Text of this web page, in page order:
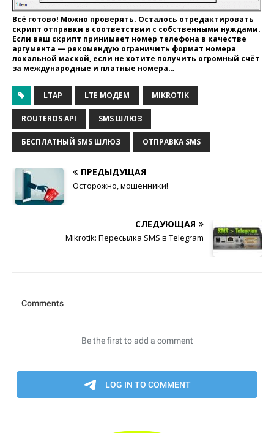
Всё готово! Можно проверять. Осталось отредактировать
скрипт отправки в соответствии с собственными нуждами.
Если ваш скрипт принимает номер телефона в качестве
аргумента — рекомендую ограничить формат номера
локальной маской, если не хотите получить огромный счёт
за международные и платные номера…
LTAP LTE МОДЕМ MIKROTIK
ROUTEROS API SMS ШЛЮЗ
БЕСПЛАТНЫЙ SMS ШЛЮЗ ОТПРАВКА SMS
ПРЕДЫДУЩАЯ
Осторожно, мошенники!
СЛЕДУЮЩАЯ
Mikrotik: Пересылка SMS в Telegram